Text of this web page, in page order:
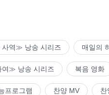
역≫ 낭송 시리즈 매일의
≫ 낭송 시리즈 복음 영화
프로그램 찬양 MV 찬